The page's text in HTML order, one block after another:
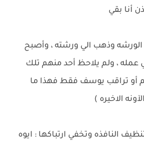
أنا بقي
وذهب الي ورشته ، وأصبح
، ولم يلاحظ أحد منهم تلك
أو تراقب يوسف فقط فهذا ما
الاخيره )
النافذه وتخفي ارتباكها : ايوه